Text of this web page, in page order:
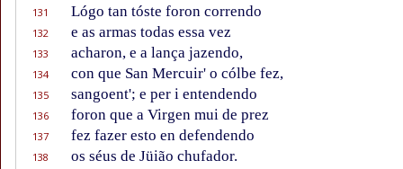
131 Lógo tan tóste foron correndo
132 e as armas todas essa vez
133 acharon, e a lança jazendo,
134 con que San Mercuir' o cólbe fez,
135 sangoent'; e per i entendendo
136 foron que a Virgen mui de prez
137 fez fazer esto en defendendo
138 os séus de Jüião chufador.